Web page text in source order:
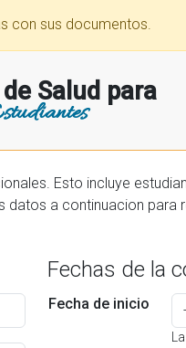
con sus documentos.
Salud para
en los EE.UU. y tambien
Fechas de la
Fecha de inicio